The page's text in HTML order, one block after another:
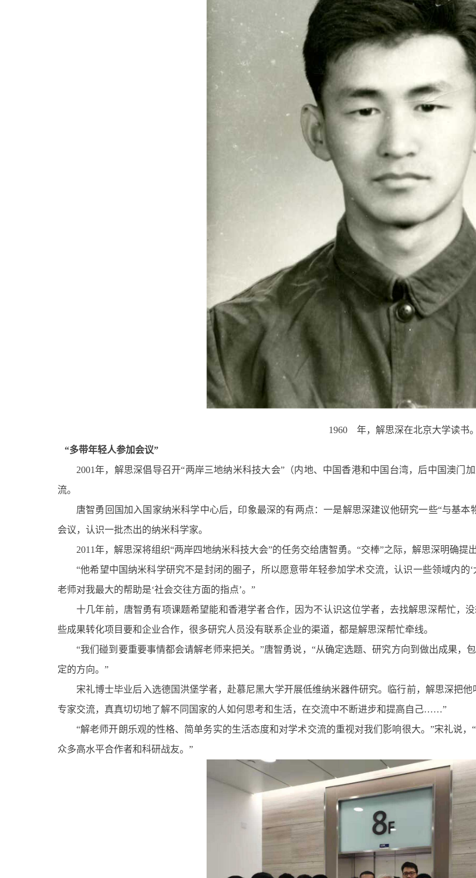
1960 年，解思深在北京大学读书。
“多带年轻人参加会议”
2001年，解思深倡导召开“两岸三地纳米科技大会”（内地、中国香港和中国台湾，后中国澳门
流。
唐智勇回国加入国家纳米科学中心后，印象最深的有两点：一是解思深建议他研究一些“与基
会议，认识一批杰出的纳米科学家。
2011年，解思深将组织“两岸四地纳米科技大会”的任务交给唐智勇。“交棒”之际，解思深明确提
“他希望中国纳米科学研究不是封闭的圈子，所以愿意带年轻参加学术交流，认识一些领域内的
老师对我最大的帮助是‘社会交往方面的指点’。”
十几年前，唐智勇有项课题希望能和香港学者合作，因为不认识这位学者，去找解思深帮忙，
些成果转化项目要和企业合作，很多研究人员没有联系企业的渠道，都是解思深帮忙牵线。
“我们碰到要重要事情都会请解老师来把关。”唐智勇说，“从确定选题、研究方向到做出成果，
定的方向。”
宋礼博士毕业后入选德国洪堡学者，赴慕尼黑大学开展低维纳米器件研究。临行前，解思深把
专家交流，真真切切地了解不同国家的人如何思考和生活，在交流中不断进步和提高自己……”
“解老师开朗乐观的性格、简单务实的生活态度和对学术交流的重视对我们影响很大。”宋礼说
众多高水平合作者和科研战友。”